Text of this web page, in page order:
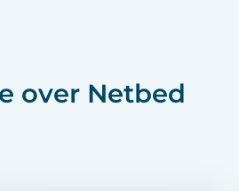
over Netbed